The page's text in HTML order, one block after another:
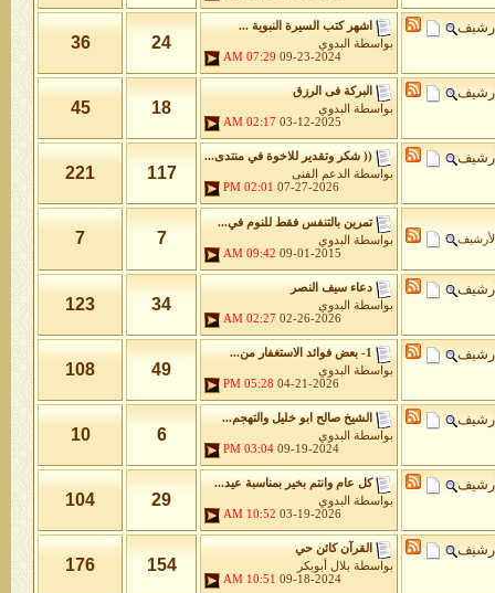
اشهر كتب السيرة النبوية ...
بواسطة
البدوي
09-23-2024
07:29 AM
24
36
البركة فى الرزق
بواسطة
البدوي
03-12-2025
02:17 AM
18
45
(( شكر وتقدير للاخوة في منتدى...
بواسطة
الدعم الفنى
07-27-2026
02:01 PM
117
221
تمرين بالتنفس فقط للنوم في...
بواسطة
البدوي
09-01-2015
09:42 AM
7
7
دعاء سيف النصر
بواسطة
البدوي
02-26-2026
02:27 AM
34
123
1- بعض فوائد الاستغفار من...
بواسطة
البدوي
04-21-2026
05:28 PM
49
108
الشيخ صالح ابو خليل والتهجم...
بواسطة
البدوي
09-19-2024
03:04 PM
6
10
كل عام وانتم بخير بمناسبة عيد...
بواسطة
البدوي
03-19-2026
10:52 AM
29
104
القرآن كائن حي
بواسطة بلال أبوبكر
09-18-2024
10:51 AM
154
176